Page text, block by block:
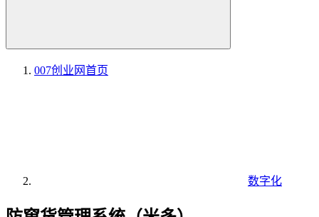
007创业网首页
数字化